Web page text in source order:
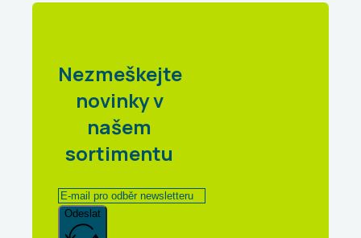
Nezmeškejte
novinky v
našem
sortimentu
Odeslat